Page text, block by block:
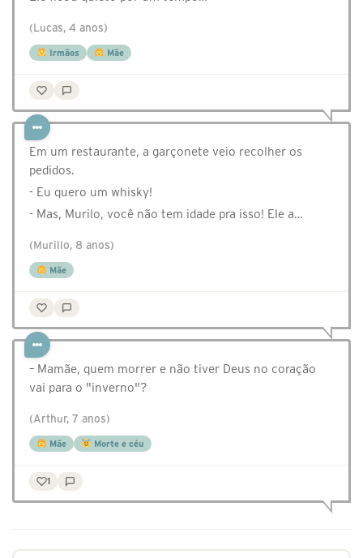
(Lucas, 4 anos)
Irmãos Mãe
Em um restaurante, a garçonete veio recolher os
pedidos.⁣
- Eu quero um whisky!
- Mas, Murilo, você não tem idade pra isso!⁣ Ele a…
(Murillo, 8 anos)
Mãe
– Mamãe, quem morrer e não tiver Deus no coração
vai para o "inverno"?
(Arthur, 7 anos)
Mãe Morte e céu
1